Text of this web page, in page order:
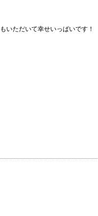
いただいて幸せいっぱいです！